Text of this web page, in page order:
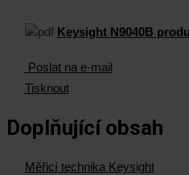
Keysight N9040B
Poslat na e-mail
Tisknout
Doplňující obsah
Měřicí technika Keysight